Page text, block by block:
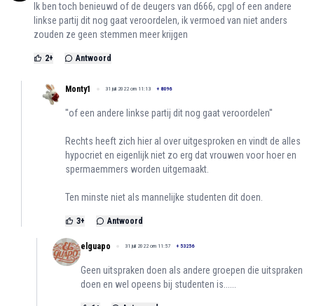
Ik ben toch benieuwd of de deugers van d666, cpgl of een andere
linkse partij dit nog gaat veroordelen, ik vermoed van niet anders
zouden ze geen stemmen meer krijgen
2+ Antwoord
Monty1 31 juli 2022 om 11:13 + 8096
''of een andere linkse partij dit nog gaat veroordelen''
Rechts heeft zich hier al over uitgesproken en vindt de alles
hypocriet en eigenlijk niet zo erg dat vrouwen voor hoer en
spermaemmers worden uitgemaakt.
Ten minste niet als mannelijke studenten dit doen.
3+ Antwoord
elguapo 31 juli 2022 om 11:57 + 53256
Geen uitspraken doen als andere groepen die uitspraken
doen en wel opeens bij studenten is......